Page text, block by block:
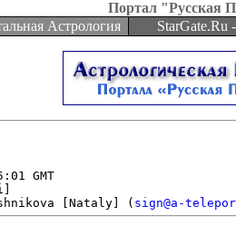
Портал "Русская
Астрология
StarGate.Ru
[Nataly] ( sign@a-